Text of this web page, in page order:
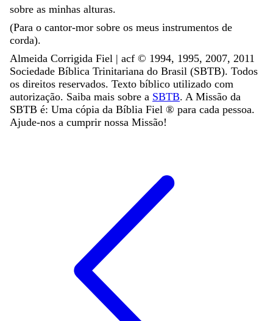
sobre as minhas alturas.
(Para o cantor-mor sobre os meus instrumentos de
corda).
Almeida Corrigida Fiel | acf ©️ 1994, 1995, 2007, 2011
Sociedade Bíblica Trinitariana do Brasil (SBTB). Todos
os direitos reservados. Texto bíblico utilizado com
autorização. Saiba mais sobre a SBTB. A Missão da
SBTB é: Uma cópia da Bíblia Fiel ®️ para cada pessoa.
Ajude-nos a cumprir nossa Missão!